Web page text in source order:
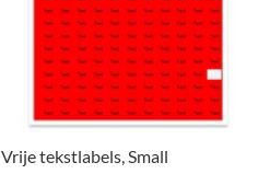
Vrije tekstlabels, Small